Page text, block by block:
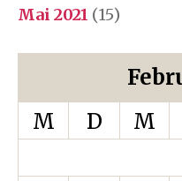
Mai 2021 (15)
M
D M